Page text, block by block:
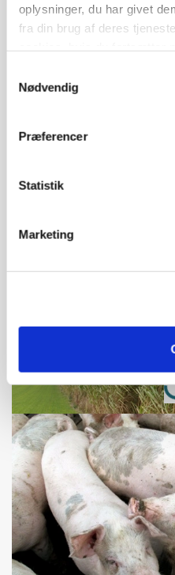
oplysninger, du har givet
fra din brug af deres
Nødvendig
Præferencer
Statistik
Marketing
MASKINER
Forserie til
Markvandring sætter